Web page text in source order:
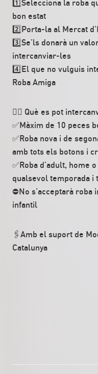
1️⃣Selecciona la roba
bon estat
2️⃣Porta-la al Mercat
3️⃣Se’ls donarà un
intercanviar-les
4️⃣El que no vulguis
Roba Amiga
👉🏼 Què es pot
✅Màxim de 10 peces
✅Roba nova i de
amb tots els botons i
✅Roba d’adult, home
qualsevol temporada i
⛔No s’acceptarà roba
infantil
🖇Amb el suport de
Catalunya